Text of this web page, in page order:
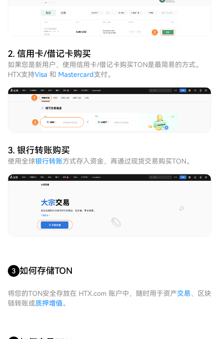
2. 信用卡/借记卡购买
如果您是新用户，使用信用卡/借记卡购买TON是最简易的方式。
HTX支持Visa 和 Mastercard支付。
3. 银行转账购买
使用全球银行转账方式存入资金，再通过现货交易购买TON。
3 如何存储TON
将您的TON安全存放在 HTX.com 账户中，随时用于资产交易、区块
链转账或质押增值。